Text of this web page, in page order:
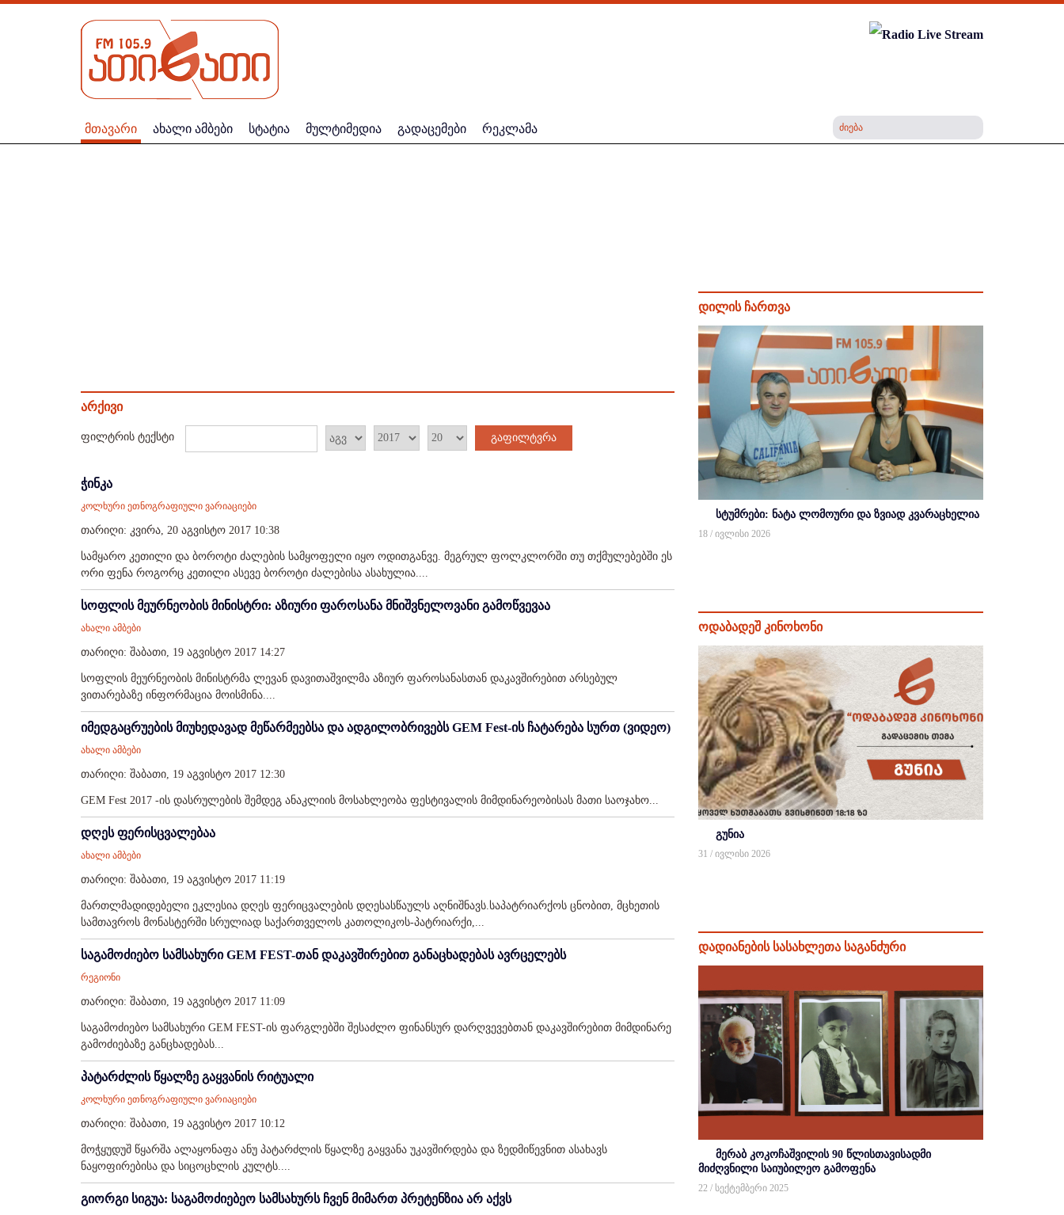
მთავარი ახალი ამბები სტატია მულტიმედია გადაცემები რეკლამა
არქივი
ფილტრის ტექსტი გაფილტვრა
ჭინკა
კოლხური ეთნოგრაფიული ვარიაციები
თარიღი: კვირა, 20 აგვისტო 2017 10:38
სამყარო კეთილი და ბოროტი ძალების სამყოფელი იყო ოდითგანვე. მეგრულ ფოლკლორში თუ თქმულებებში ეს
ორი ფენა როგორც კეთილი ასევე ბოროტი ძალებისა ასახულია....
სოფლის მეურნეობის მინისტრი: აზიური ფაროსანა მნიშვნელოვანი გამოწვევაა
ახალი ამბები
თარიღი: შაბათი, 19 აგვისტო 2017 14:27
სოფლის მეურნეობის მინისტრმა ლევან დავითაშვილმა აზიურ ფაროსანასთან დაკავშირებით არსებულ
ვითარებაზე ინფორმაცია მოისმინა....
იმედგაცრუების მიუხედავად მეწარმეებსა და ადგილობრივებს GEM Fest-ის ჩატარება სურთ (ვიდეო)
ახალი ამბები
თარიღი: შაბათი, 19 აგვისტო 2017 12:30
GEM Fest 2017 -ის დასრულების შემდეგ ანაკლიის მოსახლეობა ფესტივალის მიმდინარეობისას მათი საოჯახო...
დღეს ფერისცვალებაა
ახალი ამბები
თარიღი: შაბათი, 19 აგვისტო 2017 11:19
მართლმადიდებელი ეკლესია დღეს ფერიცვალების დღესასწაულს აღნიშნავს.საპატრიარქოს ცნობით, მცხეთის
სამთავროს მონასტერში სრულიად საქართველოს კათოლიკოს-პატრიარქი,...
საგამოძიებო სამსახური GEM FEST-თან დაკავშირებით განაცხადებას ავრცელებს
რეგიონი
თარიღი: შაბათი, 19 აგვისტო 2017 11:09
საგამოძიებო სამსახური GEM FEST-ის ფარგლებში შესაძლო ფინანსურ დარღვევებთან დაკავშირებით მიმდინარე
გამოძიებაზე განცხადებას...
პატარძლის წყალზე გაყვანის რიტუალი
კოლხური ეთნოგრაფიული ვარიაციები
თარიღი: შაბათი, 19 აგვისტო 2017 10:12
მოჭყუდუშ წყარშა ალაყონაფა ანუ პატარძლის წყალზე გაყვანა უკავშირდება და ზედმიწევნით ასახავს
ნაყოფირებისა და სიცოცხლის კულტს....
გიორგი სიგუა: საგამოძიებეო სამსახურს ჩვენ მიმართ პრეტენზია არ აქვს
დილის ჩართვა
სტუმრები: ნატა ლომოური და ზვიად კვარაცხელია
18 / ივლისი 2026
ოდაბადეშ კინოხონი
გუნია
31 / ივლისი 2026
დადიანების სასახლეთა საგანძური
მერაბ კოკოჩაშვილის 90 წლისთავისადმი
მიძღვნილი საიუბილეო გამოფენა
22 / სექტემბერი 2025